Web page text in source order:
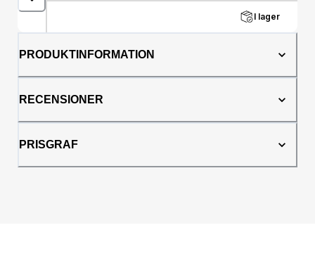
I lager
PRODUKTINFORMATION
RECENSIONER
PRISGRAF